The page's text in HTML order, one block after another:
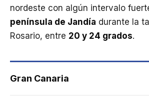
nordeste con algún intervalo
península de Jandía durante la
Rosario, entre 20 y 24 grados.
Gran Canaria